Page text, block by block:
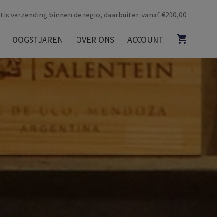
verzending binnen de regio, daarbuiten vanaf €200,00
OOGSTJAREN OVER ONS ACCOUNT